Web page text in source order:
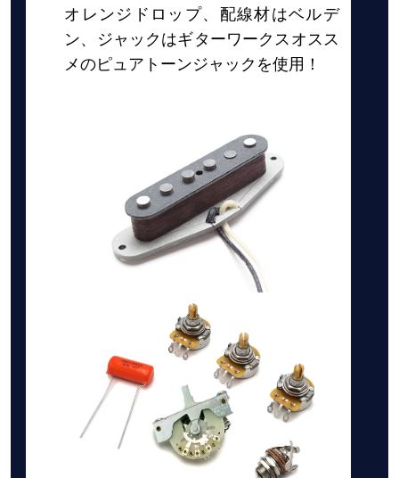
オレンジドロップ、配線材はベルデ
ン、ジャックはギターワークスオスス
メのピュアトーンジャックを使用！